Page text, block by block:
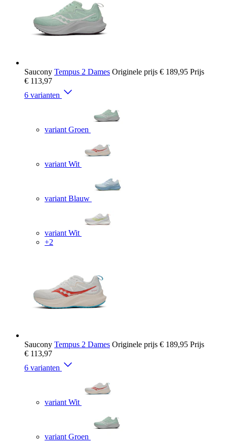
Saucony Tempus 2 Dames Originele prijs € 189,95 Prijs
€ 113,97
6 varianten
variant Groen
variant Wit
variant Blauw
variant Wit
+2
Saucony Tempus 2 Dames Originele prijs € 189,95 Prijs
€ 113,97
6 varianten
variant Wit
variant Groen